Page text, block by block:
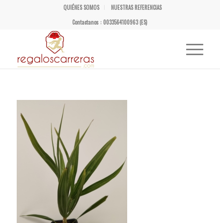
QUIÉNES SOMOS
NUESTRAS REFERENCIAS
Contactanos : 0033564100963 (ES)